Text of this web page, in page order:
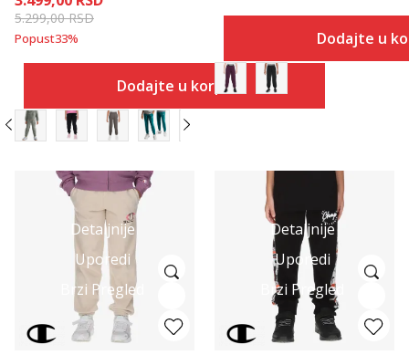
5.299,00RSD
Popust33%
Dodajte u korpu
Dodajte u
Detaljnije
Uporedi
Brzi Pregled
Detaljnije
Uporedi
Brzi Pregled